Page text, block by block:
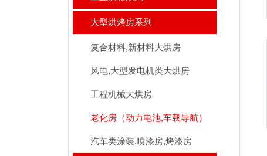
大型烘烤房系列
复合材料,新材料大烘房
风电,大型发电机类大烘房
工程机械大烘房
老化房（动力电池,车载导航）
汽车类涂装,喷漆房,烤漆房